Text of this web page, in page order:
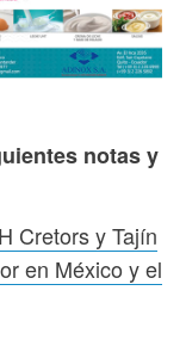
notas y
Cretors y Tajín
en México y el